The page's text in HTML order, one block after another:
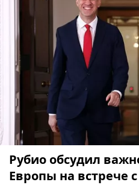
Рубио обсудил
Европы на встрече